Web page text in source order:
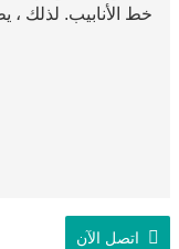
خط الأنابيب. لذلك ،
اتصل الآن